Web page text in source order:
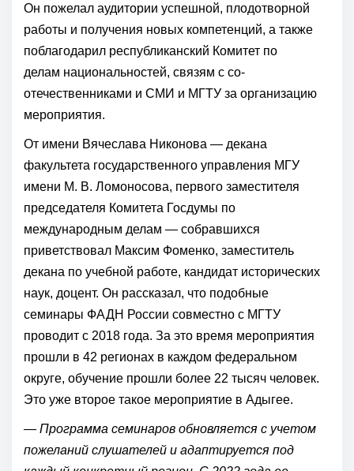
Он пожелал аудитории успешной, плодотворной
работы и получения новых компетенций, а также
поблагодарил республиканский Комитет по
делам нацио­нальностей, связям с со­
отечественниками и СМИ и МГТУ за организацию
мероприятия.
От имени Вячеслава Никонова — декана
факультета государственного управления МГУ
имени М. В. Ломоносова, первого заместителя
председателя Комитета Госдумы по
международным делам — собравшихся
приветствовал Максим Фоменко, заместитель
декана по учебной работе, кандидат исторических
наук, доцент. Он рассказал, что подобные
семинары ФАДН России совместно с МГТУ
проводит с 2018 года. За это время мероприятия
прошли в 42 регионах в каждом федеральном
округе, обучение прошли более 22 тысяч человек.
Это уже второе такое мероприятие в Адыгее.
— Программа семинаров обновляется с учетом
пожеланий слушателей и адаптируется под